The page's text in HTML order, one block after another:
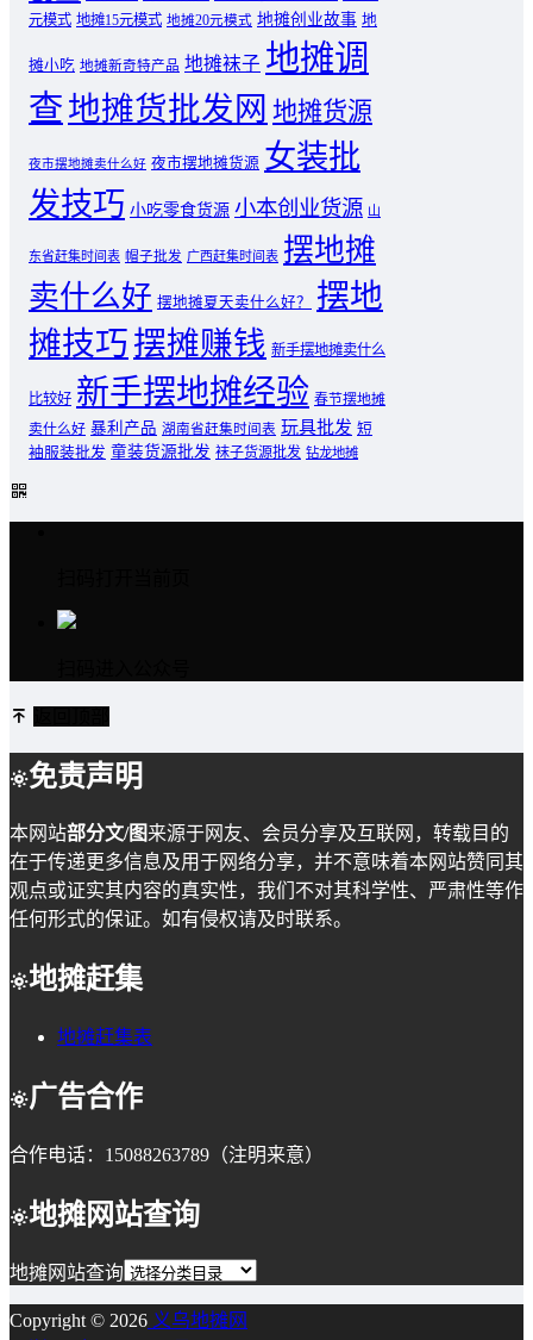
元模式 地摊15元模式 地摊20元模式 地摊创业故事 地
摊小吃 地摊新奇特产品 地摊袜子 地摊调
查地摊货批发网 地摊货源
夜市摆地摊卖什么好 夜市摆地摊货源 女装批
发技巧 小吃零食货源 小本创业货源 山
东省赶集时间表 帽子批发 广西赶集时间表 摆地摊
卖什么好 摆地摊夏天卖什么好？
摆地
摊技巧摆摊赚钱 新手摆地摊卖什么
比较好 新手摆地摊经验 春节摆地摊
卖什么好 暴利产品 湖南省赶集时间表 玩具批发 短
袖服装批发 童装货源批发 袜子货源批发 钻龙地摊
免责声明
本网站部分文/图来源于网友、会员分享及互联网，转载目的
在于传递更多信息及用于网络分享，并不意味着本网站赞同其
观点或证实其内容的真实性，我们不对其科学性、严肃性等作
任何形式的保证。如有侵权请及时联系。
地摊赶集
地摊赶集表
广告合作
合作电话：15088263789（注明来意）
地摊网站查询
地摊网站查询
Copyright © 2026 义乌地摊网